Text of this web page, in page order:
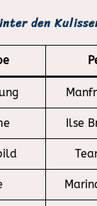
den
Ilse